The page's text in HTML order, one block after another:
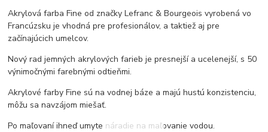
Akrylová farba Fine od značky Lefranc & Bourgeois vyrobená vo
Francúzsku je vhodná pre profesionálov, a taktiež aj pre
začínajúcich umelcov.
Nový rad jemných akrylových farieb je presnejší a ucelenejší, s 50
výnimočnými farebnými odtieňmi.
Akrylové farby Fine sú na vodnej báze a majú hustú konzistenciu,
môžu sa navzájom miešať.
Po maľovaní ihneď umyte náradie na maľovanie vodou.